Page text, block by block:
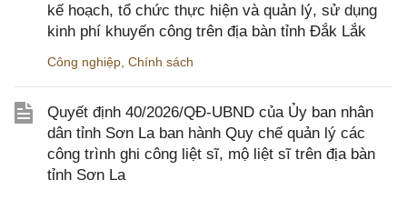
kế hoạch, tổ chức thực hiện và quản lý, sử dụng
kinh phí khuyến công trên địa bàn tỉnh Đắk Lắk
Công nghiệp Chính sách
Quyết định 40/2026/QĐ-UBND của Ủy ban nhân
dân tỉnh Sơn La ban hành Quy chế quản lý các
công trình ghi công liệt sĩ, mộ liệt sĩ trên địa bàn
tỉnh Sơn La